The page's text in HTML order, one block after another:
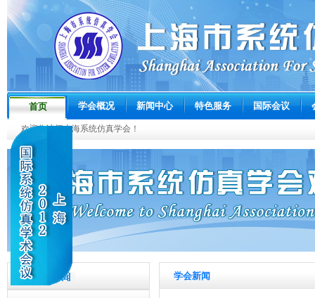
首页
欢迎您访问上海系统仿真学会！
学会概况 新闻中心 特色服务 国际会议
学会新闻